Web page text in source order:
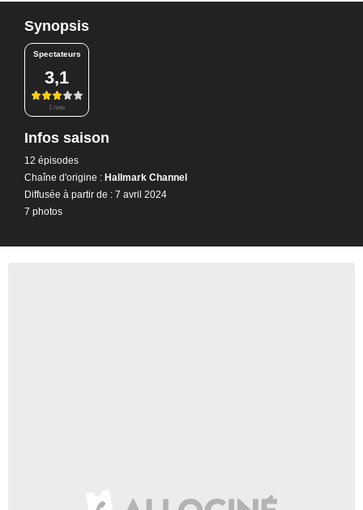
Synopsis
Spectateurs
3,1
1 note
Infos saison
12 épisodes
Chaîne d'origine : Hallmark Channel
Diffusée à partir de : 7 avril 2024
7 photos